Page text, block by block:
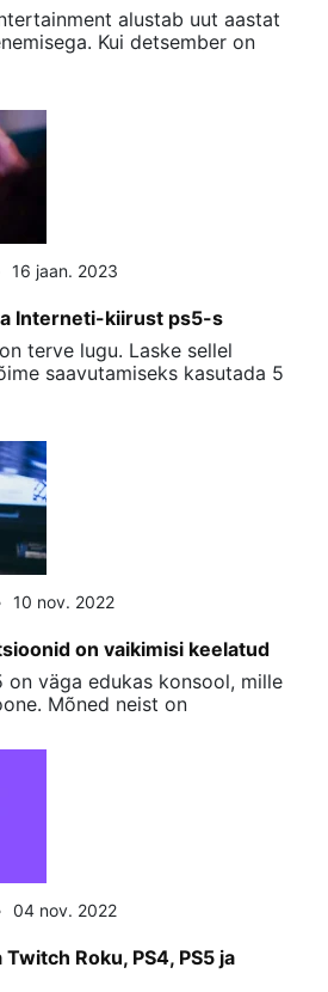
alustab uut aastat
Kui detsember on
16 jaan. 2023
Interneti-kiirust ps5-s
terve lugu. Laske sellel
saavutamiseks kasutada 5
10 nov. 2022
on vaikimisi keelatud
on väga edukas konsool, mille
Mõned neist on
04 nov. 2022
Roku, PS4, PS5 ja